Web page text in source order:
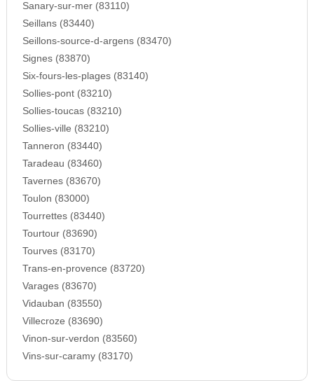
Sanary-sur-mer (83110)
Seillans (83440)
Seillons-source-d-argens (83470)
Signes (83870)
Six-fours-les-plages (83140)
Sollies-pont (83210)
Sollies-toucas (83210)
Sollies-ville (83210)
Tanneron (83440)
Taradeau (83460)
Tavernes (83670)
Toulon (83000)
Tourrettes (83440)
Tourtour (83690)
Tourves (83170)
Trans-en-provence (83720)
Varages (83670)
Vidauban (83550)
Villecroze (83690)
Vinon-sur-verdon (83560)
Vins-sur-caramy (83170)